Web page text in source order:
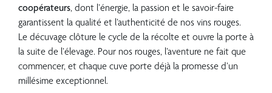
coopérateurs, dont l’énergie, la passion et le savoir-faire
garantissent la qualité et l’authenticité de nos vins rouges.
Le décuvage clôture le cycle de la récolte et ouvre la porte à
la suite de l’élevage. Pour nos rouges, l’aventure ne fait que
commencer, et chaque cuve porte déjà la promesse d’un
millésime exceptionnel.